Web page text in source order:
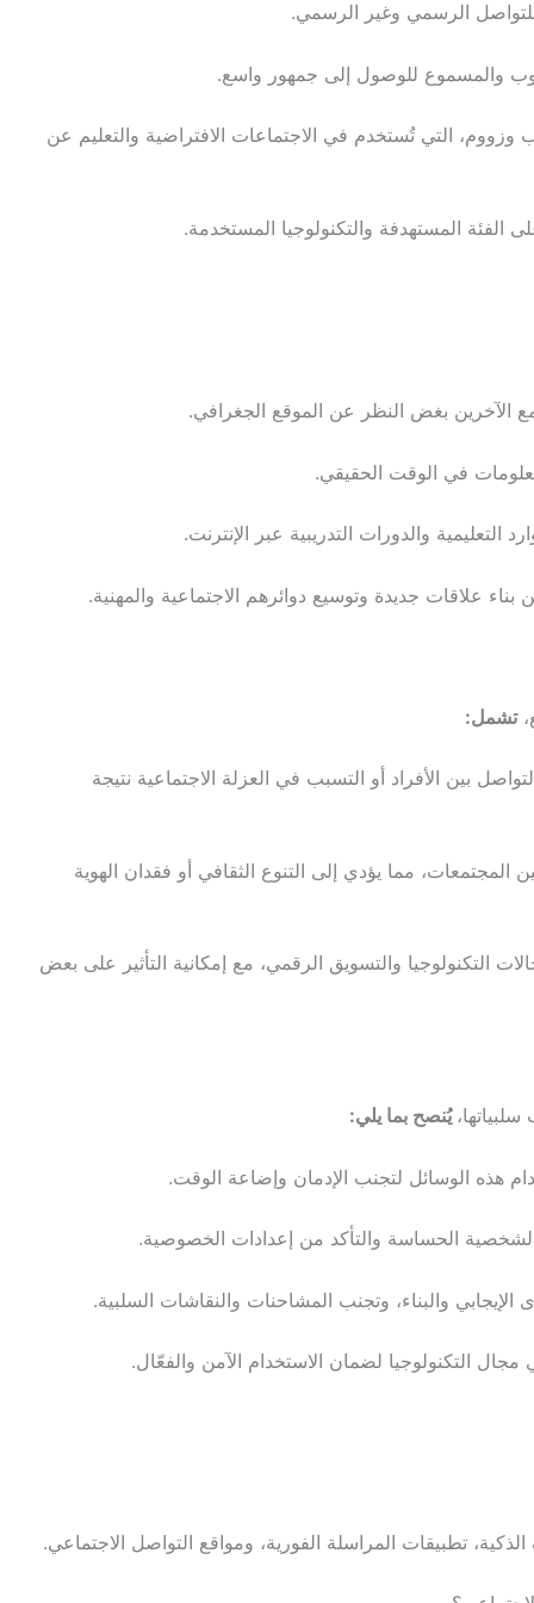
للتواصل الرسمي وغير الرسمي.
والمسموع للوصول إلى جمهور واسع.
التي تُستخدم في الاجتماعات الافتراضية والتعليم عن
الفئة المستهدفة والتكنولوجيا المستخدمة.
الآخرين بغض النظر عن الموقع الجغرافي.
في الوقت الحقيقي.
التعليمية والدورات التدريبية عبر الإنترنت.
بناء علاقات جديدة وتوسيع دوائرهم الاجتماعية والمهنية.
تشمل:
بين الأفراد أو التسبب في العزلة الاجتماعية نتيجة
المجتمعات، مما يؤدي إلى التنوع الثقافي أو فقدان الهوية
والتسويق الرقمي، مع إمكانية التأثير على بعض
يُنصح بما يلي:
هذه الوسائل لتجنب الإدمان وإضاعة الوقت.
الحساسة والتأكد من إعدادات الخصوصية.
والبناء، وتجنب المشاحنات والنقاشات السلبية.
التكنولوجيا لضمان الاستخدام الآمن والفعّال.
تطبيقات المراسلة الفورية، ومواقع التواصل الاجتماعي.